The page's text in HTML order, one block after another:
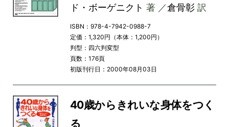
ド・ボーゲニクト 著 ／倉骨彰訳
ISBN：978-4-7942-0988-7
定価：1,320円（本体：1,200円）
判型：四六判変型
頁数：176頁
初版刊行日：2000年08月03日
40歳からきれいな身体をつく
る